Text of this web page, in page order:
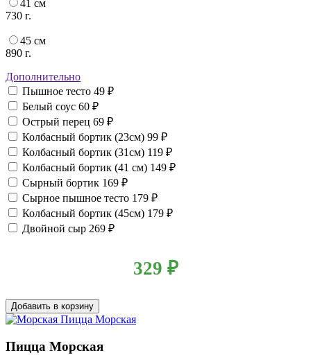
41 см
730 г.
45 см
890 г.
Дополнительно
Пышное тесто 49 ₽
Белый соус 60 ₽
Острый перец 69 ₽
Колбасный бортик (23см) 99 ₽
Колбасный бортик (31см) 119 ₽
Колбасный бортик (41 см) 149 ₽
Сырный бортик 169 ₽
Сырное пышное тесто 179 ₽
Колбасный бортик (45см) 179 ₽
Двойной сыр 269 ₽
329 ₽
Добавить в корзину
Пицца Морская